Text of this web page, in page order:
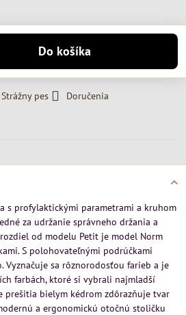
Do košíka
Strážny pes
Doručenia
s profylaktickými parametrami a kruhom
za udržanie správneho držania a
od modelu Petit je model Norm
S polohovateľnými podrúčkami
Vyznačuje sa rôznorodosťou farieb a je
farbách, ktoré si vybrali najmladší
prešitia bielym kédrom zdôrazňuje tvar
a ergonomickú otočnú stoličku